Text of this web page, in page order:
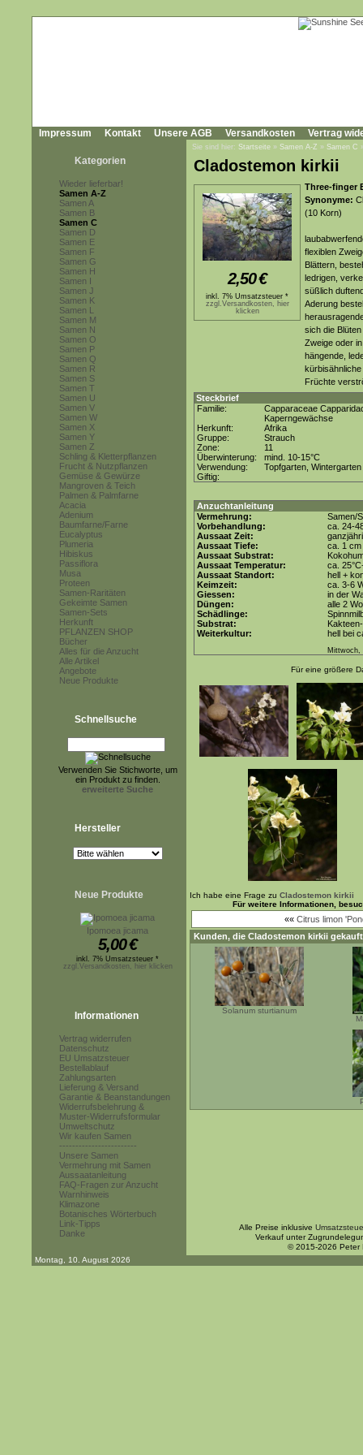
Impressum Kontakt Unsere AGB Versandkosten Vertrag
Kategorien
Wieder lieferbar!
Samen A-Z
Samen A
Samen B
Samen C
Samen D
Samen E
Samen F
Samen G
Samen H
Samen I
Samen J
Samen K
Samen L
Samen M
Samen N
Samen O
Samen P
Samen Q
Samen R
Samen S
Samen T
Samen U
Samen V
Samen W
Samen X
Samen Y
Samen Z
Schling & Kletterpflanzen
Frucht & Nutzpflanzen
Gemüse & Gewürze
Mangroven & Teich
Palmen & Palmfarne
Acacia
Adenium
Baumfarne/Farne
Eucalyptus
Plumeria
Hibiskus
Passiflora
Musa
Proteen
Samen-Raritäten
Gekeimte Samen
Samen-Sets
Herkunft
PFLANZEN SHOP
Bücher
Alles für die Anzucht
Alle Artikel
Angebote
Neue Produkte
Schnellsuche
Verwenden Sie Stichworte, um
ein Produkt zu finden.
erweiterte Suche
Hersteller
Neue Produkte
Ipomoea jicama
5,00€
inkl. 7% Umsatzsteuer *
zzgl.Versandkosten, hier klicken
Informationen
Vertrag widerrufen
Datenschutz
EU Umsatzsteuer
Bestellablauf
Zahlungsarten
Lieferung & Versand
Garantie & Beanstandungen
Widerrufsbelehrung &
Muster-Widerrufsformular
Umweltschutz
Wir kaufen Samen
------------------------
Unsere Samen
Vermehrung mit Samen
Aussaatanleitung
FAQ-Fragen zur Anzucht
Warnhinweis
Klimazone
Botanisches Wörterbuch
Link-Tipps
Danke
Sie sind hier: Startseite » Samen A-Z » Samen C
Cladostemon kirkii
2,50€
inkl. 7% Umsatzsteuer *
zzgl.Versandkosten, hier
klicken
Three-finger
Synonyme:
(10 Korn)
flexiblen
Blättern,
ledrigen,
süßlich
Aderung
sich die
Zweige oder
hängende,
Früchte
Steckbrief
Familie:
Capparaceae
Kaperngewächse
Herkunft:
Afrika
Gruppe:
Strauch
Zone:
11
Überwinterung:
mind. 10-15°C
Verwendung:
Topfgarten, Wintergarten
Giftig:
Anzuchtanleitung
Vermehrung:
Samen/
Vorbehandlung:
ca. 24-
Aussaat Zeit:
Aussaat Tiefe:
ca. 1 cm
Aussaat Substrat:
Aussaat Temperatur:
ca.
Aussaat Standort:
hell +
Keimzeit:
ca. 3-6
Giessen:
in der
Düngen:
alle 2
Schädlinge:
Substrat:
Weiterkultur:
hell bei
Mittwoch,
Für eine größere
Ich habe eine Frage zu Cladostemon kirkii
Für weitere Informationen,
«« Citrus limon
Kunden, die Cladostemon kirkii
Solanum sturtianum
Alle Preise inklusive
Verkauf unter
© 2015-2026 Peter
Montag, 10. August 2026